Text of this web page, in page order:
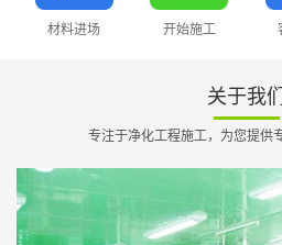
材料进场 开始施工
关于我
专注于净化工程施工，为您提供